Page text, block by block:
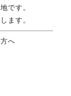
祝祭日
ら
です。
ます。
へ